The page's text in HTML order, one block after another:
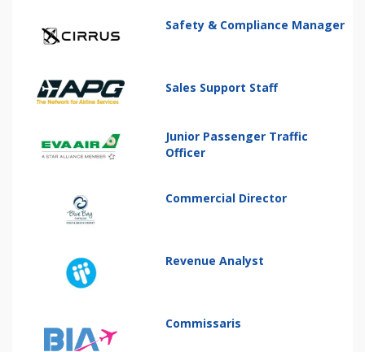
Safety & Compliance Manager
Sales Support Staff
Junior Passenger Traffic
Officer
Commercial Director
Revenue Analyst
Commissaris